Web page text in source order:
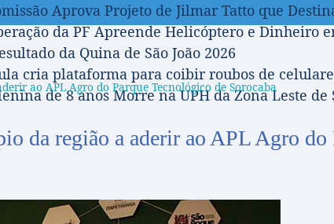
Aprova Projeto de Jilmar Tatto que
da PF Apreende Helicóptero e Dinheiro
da Quina de São João 2026
cria plataforma para coibir roubos de
de 8 anos Morre na UPH da Zona Leste
ao APL Agro do Parque Tecnológico de Sorocaba
da região a aderir ao APL Agro